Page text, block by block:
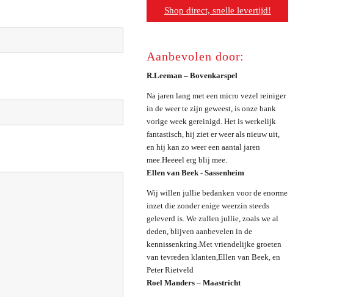
Shop direct, snelle levertijd!
Aanbevolen door:
R.Leeman – Bovenkarspel
Na jaren lang met een micro vezel reiniger
in de weer te zijn geweest, is onze bank
vorige week gereinigd. Het is werkelijk
fantastisch, hij ziet er weer als nieuw uit,
en hij kan zo weer een aantal jaren
mee.Heeeel erg blij mee.
Ellen van Beek - Sassenheim
Wij willen jullie bedanken voor de enorme
inzet die zonder enige weerzin steeds
geleverd is. We zullen jullie, zoals we al
deden, blijven aanbevelen in de
kennissenkring.Met vriendelijke groeten
van tevreden klanten,Ellen van Beek, en
Peter Rietveld
Roel Manders – Maastricht